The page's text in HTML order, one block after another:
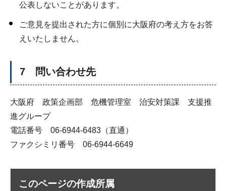
公表しないことがあります。
ご意見を提出された方に個別に大阪府の考え方をお答
えいたしません。
7 問い合わせ先
大阪府 政策企画部 危機管理室 治安対策課 支援推
進グループ
電話番号 06-6944-6483（直通）
ファクシミリ番号 06-6944-6649
このページの作成所属